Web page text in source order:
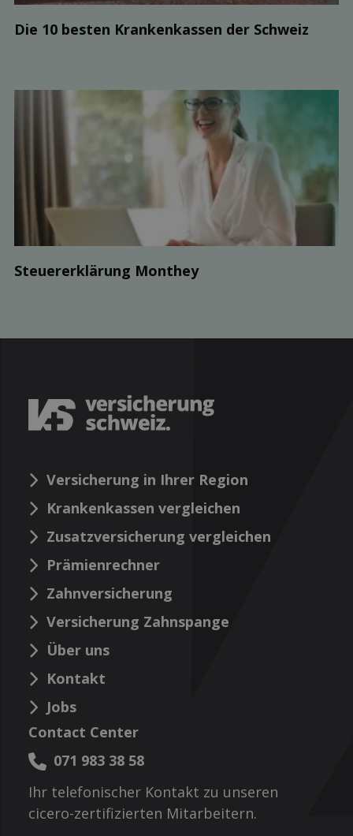
Die 10 besten Kranken­kassen der Schweiz
Steuer­erklärung Monthey
Versicherung in Ihrer Region
Krankenkassen vergleichen
Zusatzversicherung vergleichen
Prämienrechner
Zahnversicherung
Versicherung Zahnspange
Über uns
Kontakt
Jobs
Contact Center
071 983 38 58
Ihr telefonischer Kontakt zu unseren
cicero-zertifizierten Mitarbeitern.